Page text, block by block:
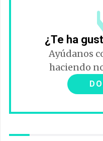
¿Te ha
Ayúdanos
haciendo